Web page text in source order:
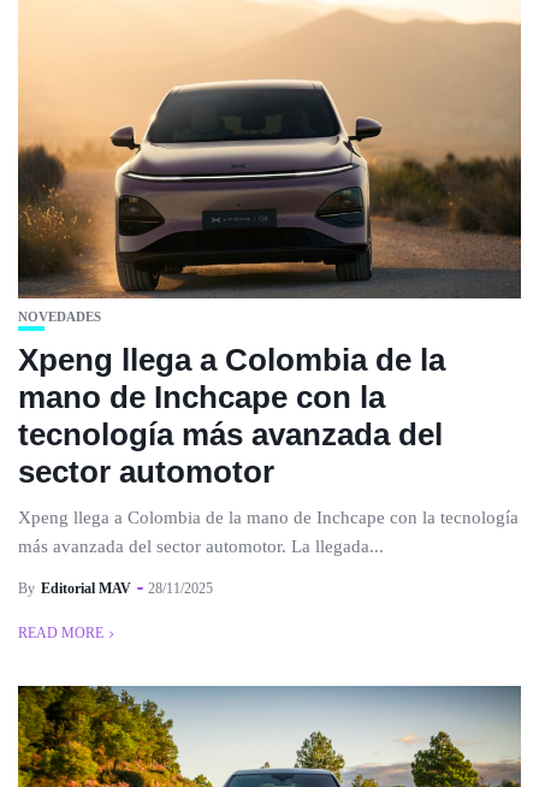
NOVEDADES
Xpeng llega a Colombia de la
mano de Inchcape con la
tecnología más avanzada del
sector automotor
Xpeng llega a Colombia de la mano de Inchcape con la tecnología
más avanzada del sector automotor. La llegada...
By Editorial MAV 28/11/2025
READ MORE